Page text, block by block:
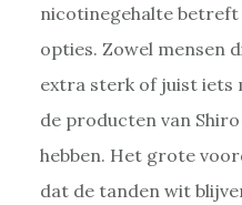
nicotinegehalte
opties. Zowel mensen
extra sterk of juist iets
de producten van Shiro
hebben. Het grote
dat de tanden wit